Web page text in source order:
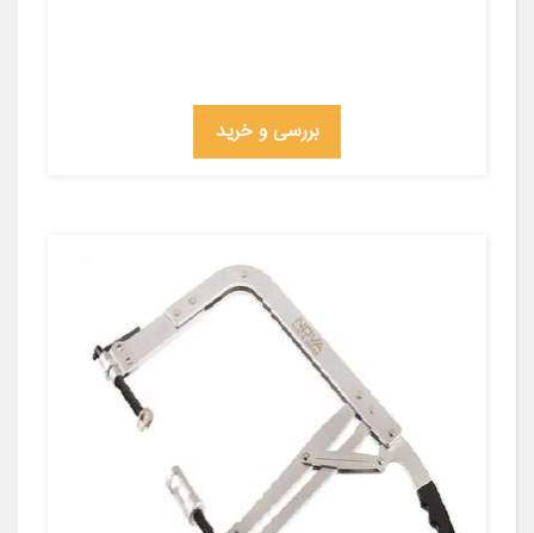
بررسی و خرید